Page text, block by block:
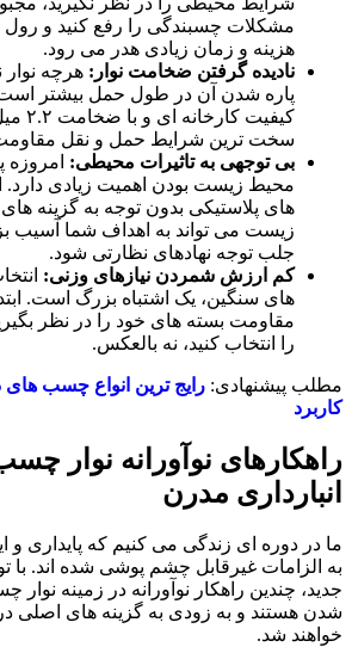
مشکلات چسبندگی را رفع کنید و رول‌
هزینه و زمان زیادی هدر می‌ رود.
نادیده گرفتن ضخامت نوار: هرچه نوار
سخت‌ ترین شرایط حمل ‌و نقل
بی ‌توجهی به تاثیرات محیطی: امروزه
محیط‌ زیست بودن اهمیت زیادی دارد.
‌های پلاستیکی بدون توجه به گزینه
زیست می ‌تواند به اهداف شما آسیب
جلب توجه نهادهای نظارتی شود.
کم ‌ارزش شمردن نیازهای وزنی:
های سنگین، یک اشتباه بزرگ است.
مقاومت بسته ‌های خود را در نظر
را انتخاب کنید، نه بالعکس.
مطلب پیشنهادی: رایج ترین انواع چسب
کاربرد
راهکارهای نوآورانه نوار
انبارداری مدرن
ما در دوره ‌ای زندگی می‌ کنیم که پایداری و
به الزامات غیرقابل چشم ‌پوشی شده ‌اند. با
جدید، چندین راهکار نوآورانه در زمینه
شدن هستند و به زودی به گزینه ‌های اصلی در
خواهند شد.